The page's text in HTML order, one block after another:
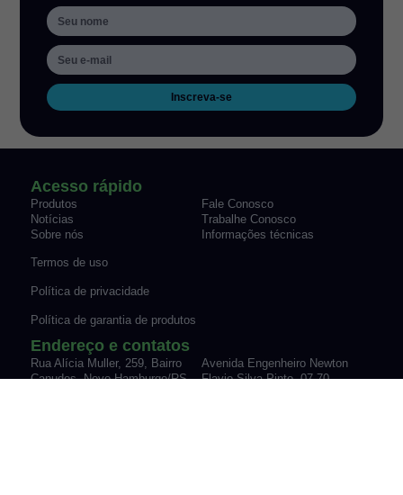
Inscreva-se
Acesso rápido
Produtos
Fale Conosco
Notícias
Trabalhe Conosco
Sobre nós
Informações técnicas
Termos de uso
Política de privacidade
Política de garantia de produtos
Endereço e contatos
Rua Alícia Muller, 259, Bairro
Canudos Novo Hamburgo/RS
Avenida Engenheiro Newton
Flavio Silva Pinto, 07-70,